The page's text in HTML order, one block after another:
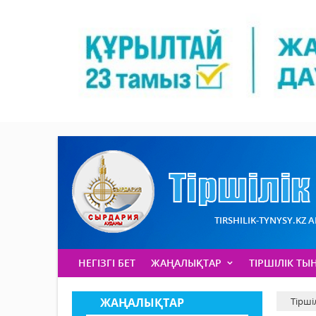
TIRSHILIK-
НЕГІЗГІ БЕТ ЖАҢАЛЫҚТАР ТІРШІЛІК
ЖАҢАЛЫҚТАР